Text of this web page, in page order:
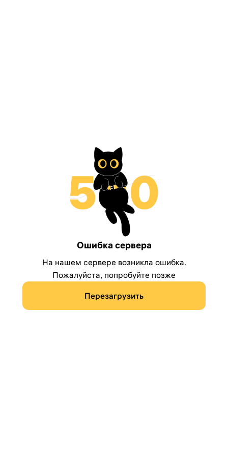
Ошибка сервера
На нашем сервере возникла ошибка.
Пожалуйста, попробуйте позже
Перезагрузить